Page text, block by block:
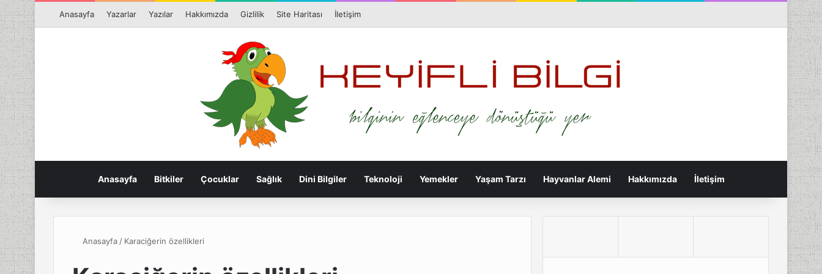
Anasayfa Yazarlar Yazılar Hakkımızda Gizlilik Site Haritası İletişim
Anasayfa Bitkiler Çocuklar Sağlık Dini Bilgiler Teknoloji Yemekler Yaşam Tarzı Hayvanlar Alemi Hakkımızda İletişim
Anasayfa / Karaciğerin özellikleri